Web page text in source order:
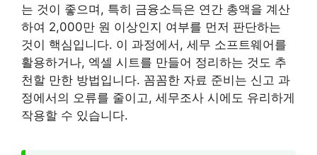
는 것이 좋으며, 특히 금융소득은 연간 총액을 계산
하여 2,000만 원 이상인지 여부를 먼저 판단하는
것이 핵심입니다. 이 과정에서, 세무 소프트웨어를
활용하거나, 엑셀 시트를 만들어 정리하는 것도 추
천할 만한 방법입니다. 꼼꼼한 자료 준비는 신고 과
정에서의 오류를 줄이고, 세무조사 시에도 유리하게
작용할 수 있습니다.